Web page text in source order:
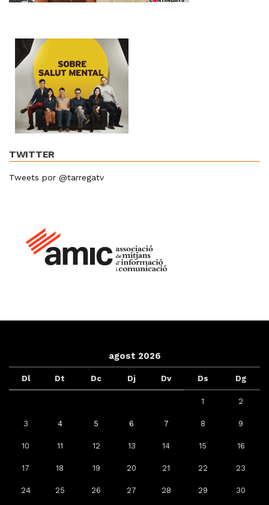
TWITTER
Tweets por @tarregatv
agost 2026
Dl Dt Dc Dj Dv Ds Dg
1 2
3 4 5 6 7 8 9
10 11 12 13 14 15 16
17 18 19 20 21 22 23
24 25 26 27 28 29 30